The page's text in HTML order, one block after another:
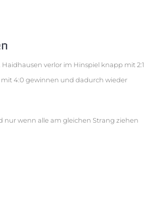
verlor im Hinspiel knapp mit 2:1
mit 4:0 gewinnen und dadurch wieder
nur wenn alle am gleichen Strang ziehen